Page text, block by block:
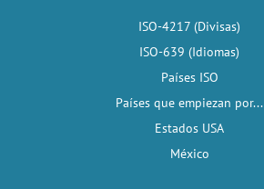
ISO-4217 (Divisas)
ISO-639 (Idiomas)
Países ISO
Países que empiezan por...
Estados USA
México